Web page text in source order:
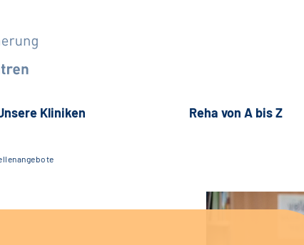
Kliniken Reha von A bis Z